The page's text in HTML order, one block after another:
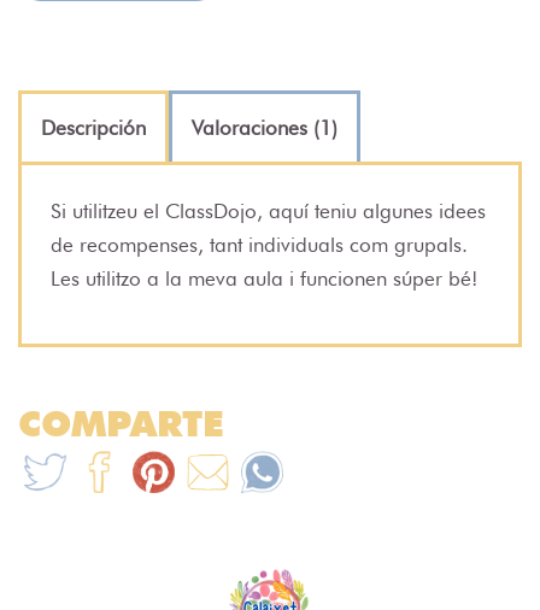
Descripción Valoraciones (1)
Si utilitzeu el ClassDojo, aquí teniu algunes idees
de recompenses, tant individuals com grupals.
Les utilitzo a la meva aula i funcionen súper bé!
COMPARTE